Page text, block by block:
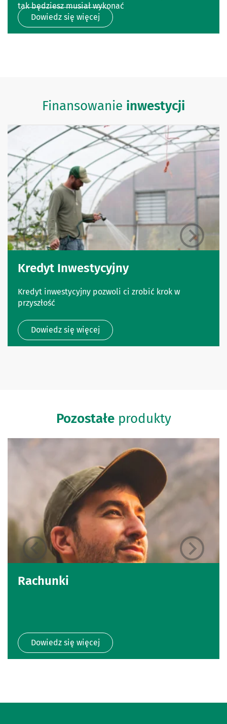
tak będziesz musiał wykonać
Dowiedz się więcej
Finansowanie inwestycji
Kredyt Inwestycyjny
Kredyt inwestycyjny pozwoli ci zrobić krok w
przyszłość
Dowiedz się więcej
Pozostałeprodukty
Rachunki
Dowiedz się więcej